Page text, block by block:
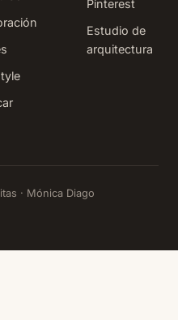
puesto ahora
a buscar
Pinterest
Estudio de
arquitectura
· Mónica Diago